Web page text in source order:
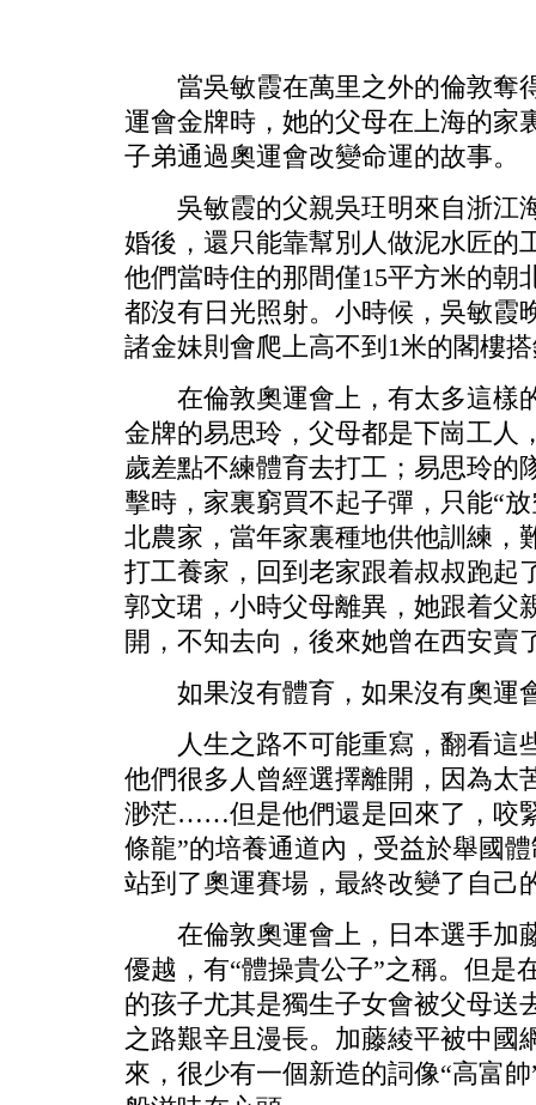
當吳敏霞在萬里之外的倫敦奪
運會金牌時，她的父母在上海的家
子弟通過奧運會改變命運的故事。
吳敏霞的父親吳玨明來自浙江
婚後，還只能靠幫別人做泥水匠的
他們當時住的那間僅15平方米的朝
都沒有日光照射。小時候，吳敏霞
諸金妹則會爬上高不到1米的閣樓
在倫敦奧運會上，有太多這樣
金牌的易思玲，父母都是下崗工人
歲差點不練體育去打工；易思玲的
擊時，家裏窮買不起子彈，只能“
北農家，當年家裏種地供他訓練，
打工養家，回到老家跟着叔叔跑起
郭文珺，小時父母離異，她跟着父
開，不知去向，後來她曾在西安
如果沒有體育，如果沒有奧運
人生之路不可能重寫，翻看這
他們很多人曾經選擇離開，因為太
渺茫……但是他們還是回來了，咬
條龍”的培養通道內，受益於舉國
站到了奧運賽場，最終改變了自己
在倫敦奧運會上，日本選手加
優越，有“體操貴公子”之稱。但是
的孩子尤其是獨生子女會被父母送
之路艱辛且漫長。加藤綾平被中國
來，很少有一個新造的詞像“高富